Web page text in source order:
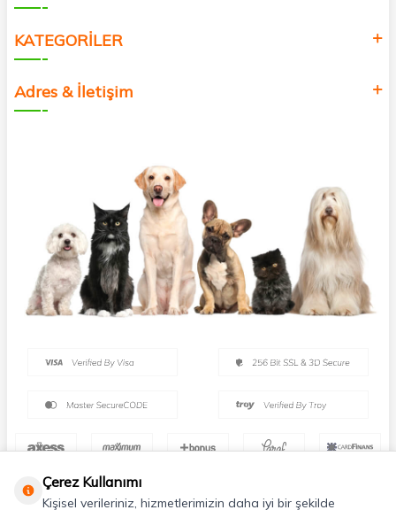
KATEGORİLER
Adres & İletişim
Çerez Kullanımı
Kişisel verileriniz, hizmetlerimizin daha iyi bir şekilde